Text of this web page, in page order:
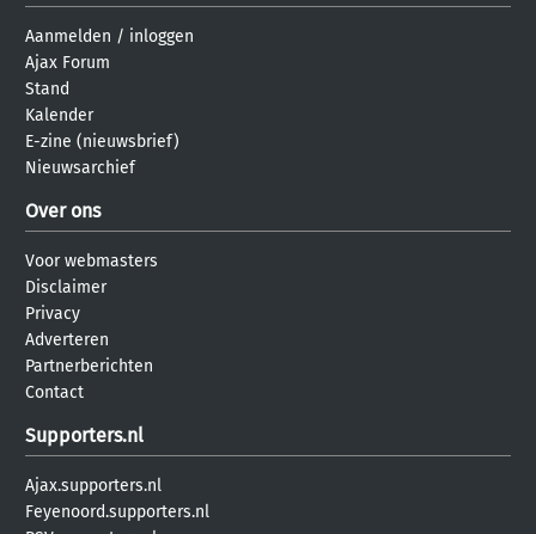
Aanmelden / inloggen
Ajax Forum
Stand
Kalender
E-zine (nieuwsbrief)
Nieuwsarchief
Over ons
Voor webmasters
Disclaimer
Privacy
Adverteren
Partnerberichten
Contact
Supporters.nl
Ajax.supporters.nl
Feyenoord.supporters.nl